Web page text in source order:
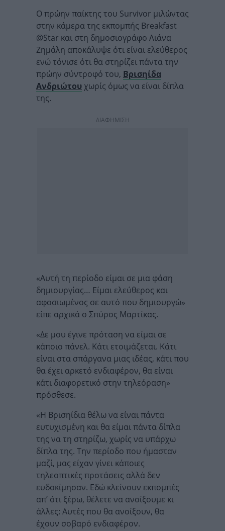
Ο πρώην παίκτης του Survivor μιλώντας
στην κάμερα της εκπομπής Breakfast
@Star και στη δημοσιογράφο Λιάνα
Ζημάλη αποκάλυψε ότι είναι ελεύθερος
ενώ τόνισε ότι θα στηρίζει πάντα την
πρώην σύντροφό του, Βρισηίδα
Ανδριώτουχωρίς όμως να είναι δίπλα
της.
ΔΙΑΦΗΜΙΣΗ
«Αυτή τη περίοδο είμαι σε μια φάση
δημιουργίας… Είμαι ελεύθερος και
αφοσιωμένος σε αυτό που δημιουργώ»
είπε αρχικά ο Σπύρος Μαρτίκας.
«Δε μου έγινε πρόταση να είμαι σε
κάποιο πάνελ. Κάτι ετοιμάζεται. Κάτι
είναι στα σπάργανα μιας ιδέας, κάτι που
θα έχει αρκετό ενδιαφέρον, θα είναι
κάτι διαφορετικό στην τηλεόραση»
πρόσθεσε.
«Η Βρισηίδια θέλω να είναι πάντα
ευτυχισμένη και θα είμαι πάντα δίπλα
της να τη στηρίζω, χωρίς να υπάρχω
δίπλα της. Την περίοδο που ήμασταν
μαζί, μας είχαν γίνει κάποιες
τηλεοπτικές προτάσεις αλλά δεν
ευδοκίμησαν. Εδώ κλείνουν εκπομπές
απ’ ότι ξέρω, θέλετε να ανοίξουμε κι
άλλες: Αυτές που θα ανοίξουν, θα
έχουν σοβαρό ενδιαφέρον.